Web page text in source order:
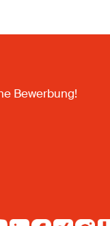
Bewerbung!